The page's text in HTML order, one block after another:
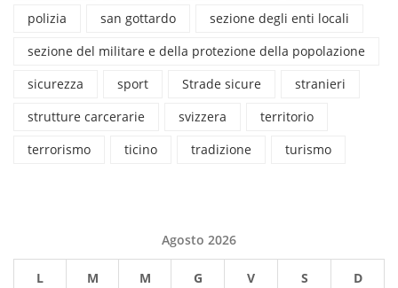
polizia
san gottardo
sezione degli enti locali
sezione del militare e della protezione della popolazione
sicurezza
sport Strade sicure
stranieri
strutture carcerarie
svizzera
territorio
terrorismo
ticino tradizione turismo
Agosto 2026
L M M G V S D